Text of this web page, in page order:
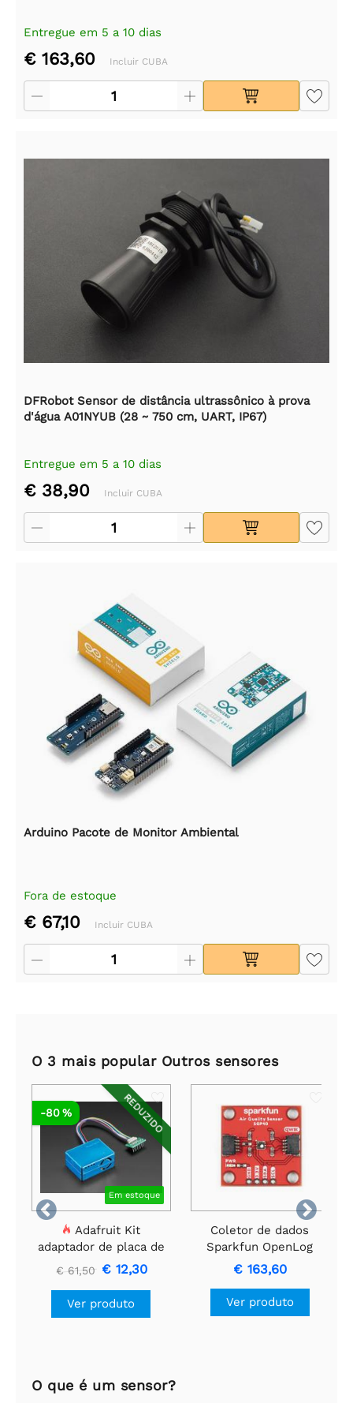
Entregue em 5 a 10 dias
€ 163,60 Incluir CUBA
DFRobot Sensor de distância ultrassônico à prova
d'água A01NYUB (28 ~ 750 cm, UART, IP67)
Entregue em 5 a 10 dias
€ 38,90 Incluir CUBA
Arduino Pacote de Monitor Ambiental
Fora de estoque
€ 67,10 Incluir CUBA
O 3 mais popular Outros sensores


REDUZIDO
Em estoque
-80 %
Adafruit Kit
adaptador de placa de
ensaio e sensor de
qualidade do ar PM2,5
€ 61,50 € 12,30
Ver produto
Coletor de dados
Sparkfun OpenLog
com Machinechat -
Monitoramento da
qualidade do ar
€ 163,60
Ver produto
O que é um sensor?